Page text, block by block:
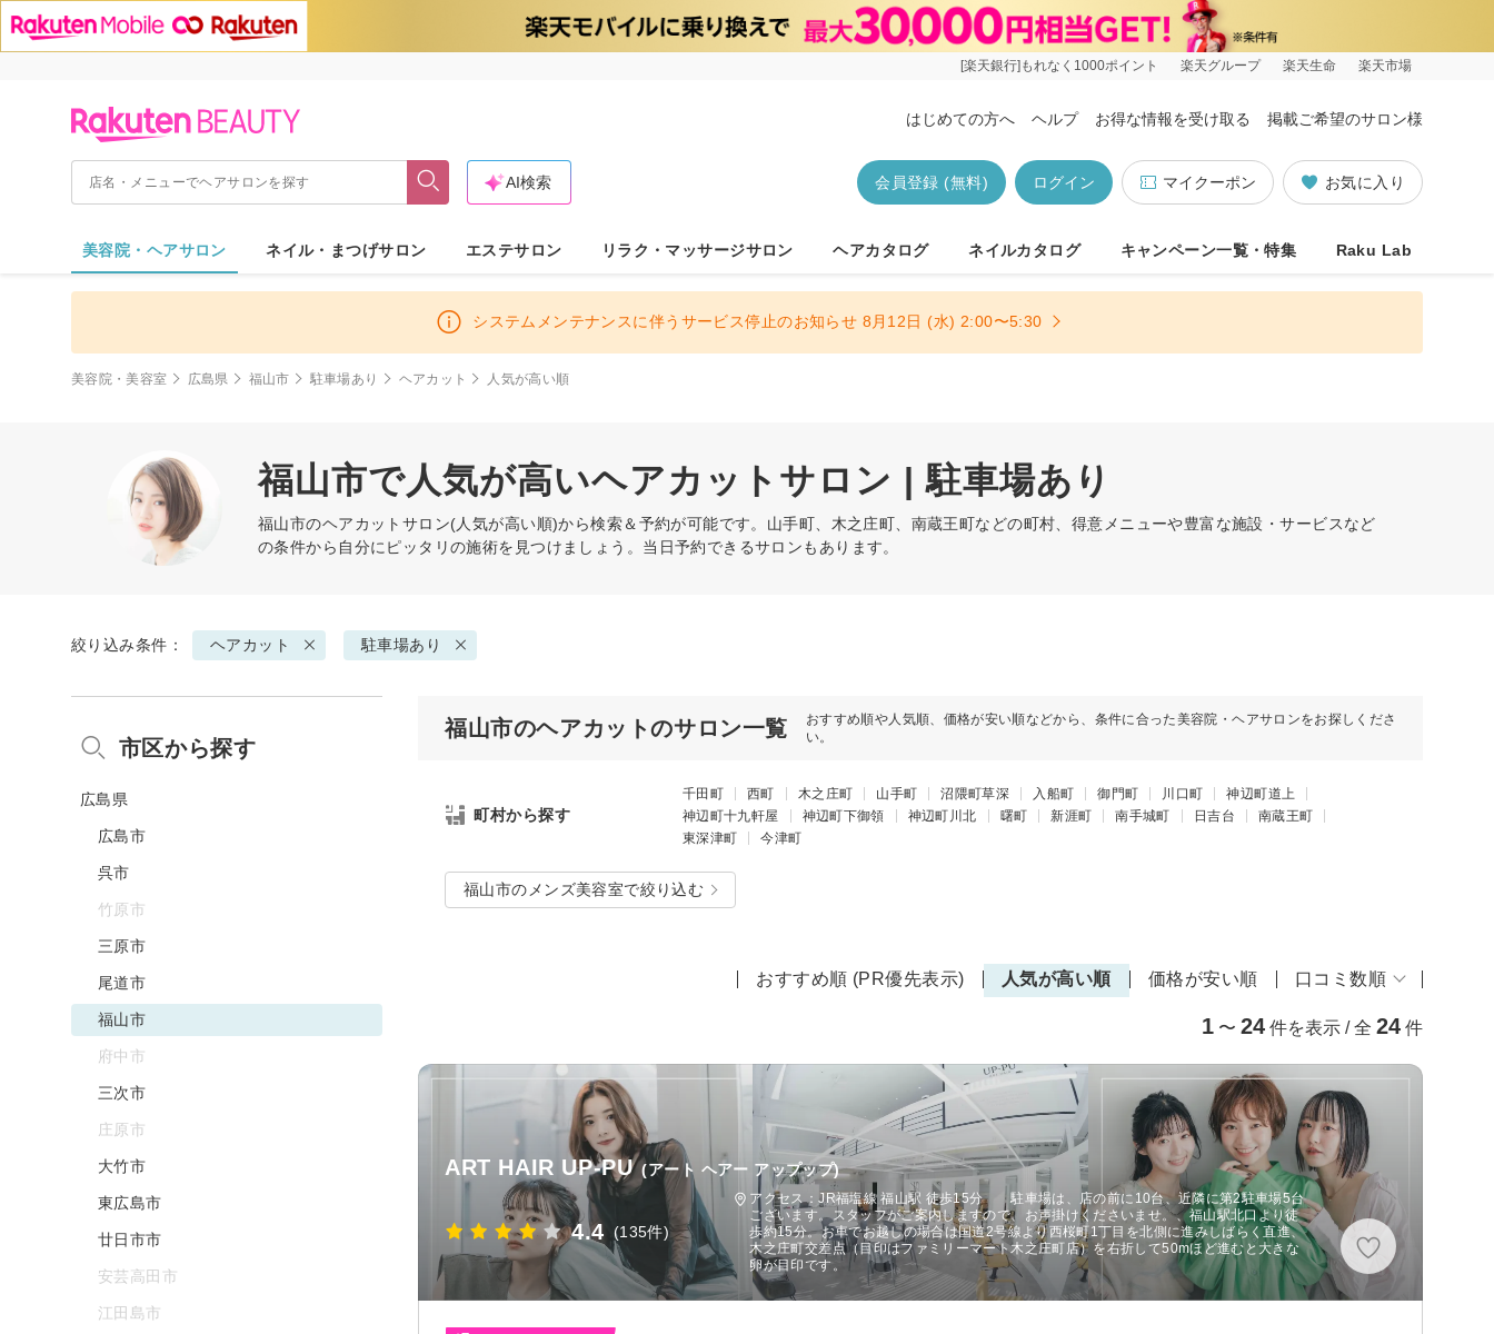
[楽天銀行]もれなく1000ポイント 楽天グループ 楽天生命 楽天市場
はじめての方へ ヘルプ お得な情報を受け取る 掲載ご希望のサロン様
お気に入り
マイクーポン
ログイン
会員登録 (無料)
AI検索
美容院・ヘアサロン ネイル・まつげサロン エステサロン リラク・マッサージサロン ヘアカタログ ネイルカタログ キャンペーン一覧・特集 Raku Lab
システムメンテナンスに伴うサービス停止のお知らせ 8月12日 (水) 2:00〜5:30
美容院・美容室 広島県 福山市 駐車場あり ヘアカット 人気が高い順
福山市で人気が高いヘアカットサロン | 駐車場あり
福山市のヘアカット サロン(人気が高い順)から検索＆予約が可能です。山手町、木之庄町、南蔵王町などの町村、得意メニューや豊富な施設・サービスなど
の条件から自分にピッタリの施術を見つけましょう。当日予約できるサロンもあります。
絞り込み条件： ヘアカット 駐車場あり
福山市のヘアカットのサロン一覧
おすすめ順や人気順、価格が安い順などから、条件に合った美容院・ヘアサロンをお探しくださ
い。
町村から探す
千田町 西町 木之庄町 山手町 沼隈町草深 入船町 御門町 川口町
神辺町道上
神辺町十九軒屋
神辺町下御領 神辺町川北 曙町 新涯町 南手城町 日吉台
南蔵王町
東深津町
今津町
福山市のメンズ美容室で絞り込む
おすすめ順 (PR優先表示) 人気が高い順 価格が安い順 口コミ数順
1 〜 24 件を表示 / 全 24 件
ART HAIR UP-PU (アート ヘアー アップップ)
4.4 (135件)
アクセス：JR福塩線 福山駅 徒歩15分 駐車場は、店の前に10台、近隣に第2駐車場5台
ございます。スタッフがご案内しますので、お声掛けくださいませ。、福山駅北口より徒
歩約15分。お車でお越しの場合は国道2号線より西桜町1丁目を北側に進みしばらく直進、
木之庄町交差点（目印はファミリーマート木之庄町店）を右折して50mほど進むと大きな
卵が目印です。
市区から探す
広島県
広島市
呉市
竹原市
三原市
尾道市
福山市
府中市
三次市
庄原市
大竹市
東広島市
廿日市市
安芸高田市
江田島市